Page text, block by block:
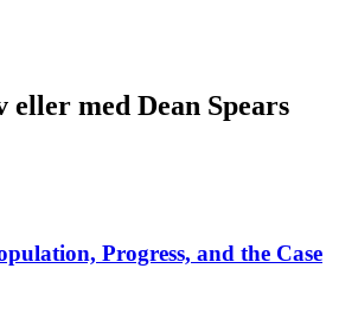
eller med Dean Spears
Progress, and the Case